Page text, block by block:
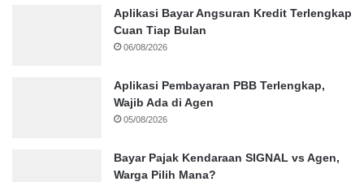
Aplikasi Bayar Angsuran Kredit Terlengkap
Cuan Tiap Bulan
06/08/2026
Aplikasi Pembayaran PBB Terlengkap,
Wajib Ada di Agen
05/08/2026
Bayar Pajak Kendaraan SIGNAL vs Agen,
Warga Pilih Mana?